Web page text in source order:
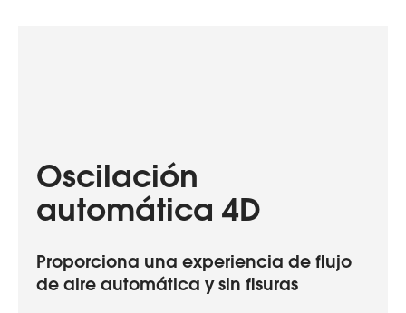
Oscilación
automática 4D
Proporciona una experiencia de flujo
de aire automática y sin fisuras